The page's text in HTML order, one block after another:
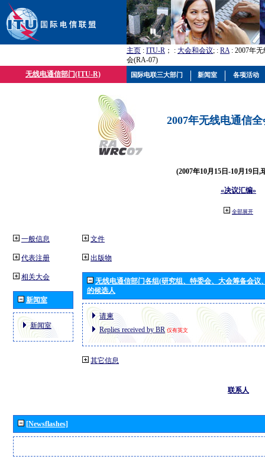
主页 : ITU-R ； : 大会和会议; : RA: 2007年
会(RA-07)
无线电通信部门(ITU-R)
2007年无线电通信
(2007年10月15日-10月19日,
«决议汇编»
全部展开
一般信息
代表注册
相关大会
新闻室
新闻室
文件
出版物
无线电通信部门各组(研究组、特委会、大会筹备会议
的候选人
请柬
Replies received by BR 仅有英文
其它信息
联系人
[Newsflashes]
国际电联三大部门 新闻室 各项活动